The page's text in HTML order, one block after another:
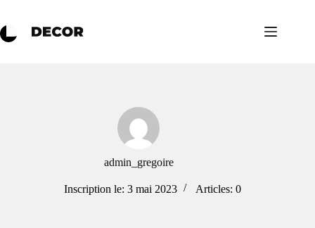
admin_gregoire
Inscription le: 3 mai 2023 Articles: 0